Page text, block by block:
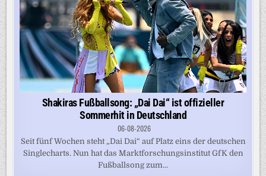
Shakiras Fußballsong: „Dai Dai“ ist offizieller
Sommerhit in Deutschland
06-08-2026
Seit fünf Wochen steht „Dai Dai“ auf Platz eins der deutschen
Singlecharts. Nun hat das Marktforschungsinstitut GfK den
Fußballsong zum...